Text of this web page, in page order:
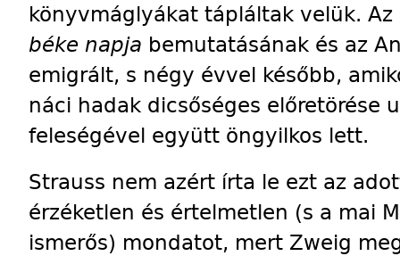
könyvmáglyákat tápláltak velük.
béke napja bemutatásának és az
emigrált, s négy évvel később,
náci hadak dicsőséges előretörése
feleségével együtt öngyilkos lett.
Strauss nem azért írta le ezt az
érzéketlen és értelmetlen (s a mai
ismerős) mondatot, mert Zweig